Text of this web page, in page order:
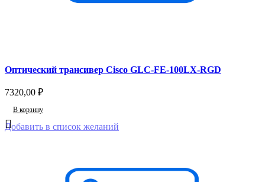
Оптический трансивер Cisco GLC-FE-100LX-RGD
7320,00 ₽
В корзину
Добавить в список желаний